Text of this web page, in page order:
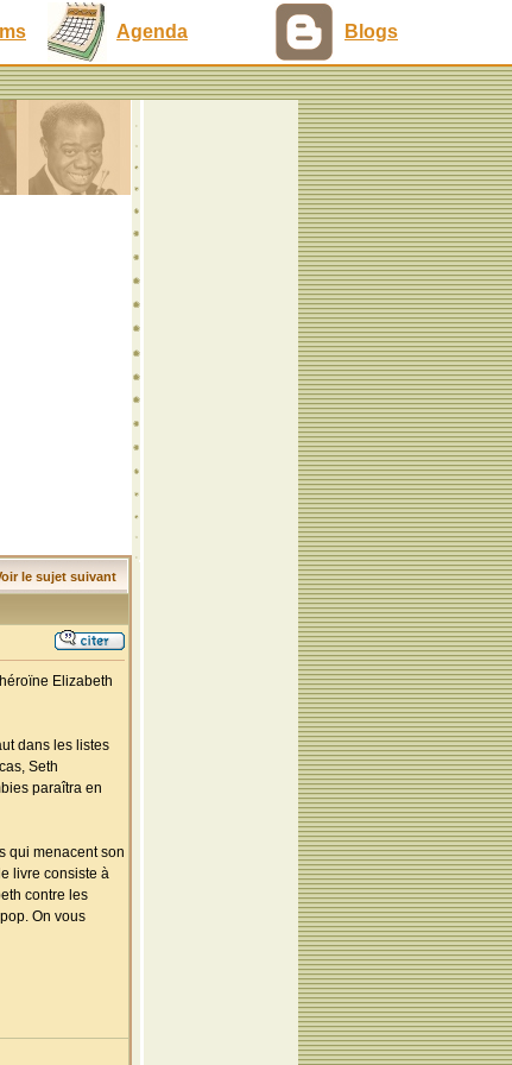
Agenda Blogs
le sujet suivant
Elizabeth
dans les listes
Seth
paraîtra en
qui menacent son
livre consiste à
contre les
On vous